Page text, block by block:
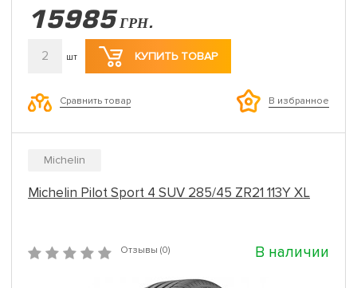
15985 ГРН.
2 шт КУПИТЬ ТОВАР
Сравнить товар В избранное
Michelin
Michelin Pilot Sport 4 SUV 285/45 ZR21 113Y XL
Отзывы (0) В наличии